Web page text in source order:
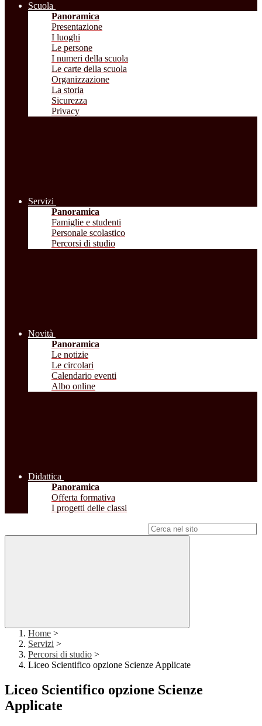
Scuola
Panoramica
Presentazione
I luoghi
Le persone
I numeri della scuola
Le carte della scuola
Organizzazione
La storia
Sicurezza
Privacy
Servizi
Panoramica
Famiglie e studenti
Personale scolastico
Percorsi di studio
Novità
Panoramica
Le notizie
Le circolari
Calendario eventi
Albo online
Didattica
Panoramica
Offerta formativa
I progetti delle classi
Home >
Servizi >
Percorsi di studio >
Liceo Scientifico opzione Scienze Applicate
Liceo Scientifico opzione Scienze
Applicate